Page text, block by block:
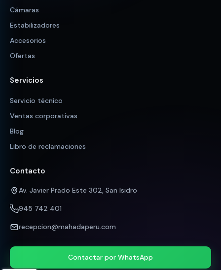
Cámaras
Estabilizadores
Accesorios
Ofertas
Servicios
Servicio técnico
Ventas corporativas
Blog
Libro de reclamaciones
Contacto
Av. Javier Prado Este 302, San Isidro
945 742 401
recepcion@mahadaperu.com
Contactar por WhatsApp